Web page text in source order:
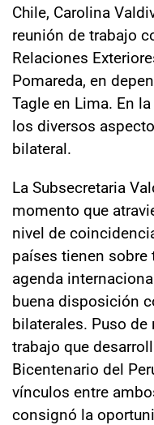
Chile, Carolina
reunión de trabajo
Relaciones
Pomareda, en
Tagle en Lima. En
los diversos
bilateral.
La Subsecretaria
momento que
nivel de
países tienen sobre
agenda
buena disposición
bilaterales. Puso de
trabajo que
Bicentenario del
vínculos entre
consignó la